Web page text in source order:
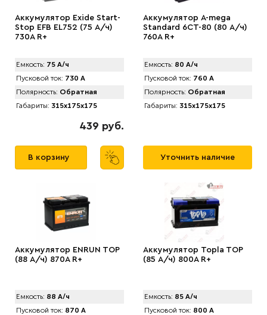
Аккумулятор Exide Start-
Stop EFB EL752 (75 А/ч)
730A R+
Емкость: 75 А/ч
Пусковой ток: 730 А
Полярность: Обратная
Габариты: 315x175x175
439 руб.
В корзину
Аккумулятор A-mega
Standard 6СТ-80 (80 А/ч)
760A R+
Емкость: 80 А/ч
Пусковой ток: 760 А
Полярность: Обратная
Габариты: 315x175x175
Уточнить наличие
Аккумулятор ENRUN TOP
(88 А/ч) 870A R+
Емкость: 88 А/ч
Пусковой ток: 870 А
Аккумулятор Topla TOP
(85 А/ч) 800A R+
Емкость: 85 А/ч
Пусковой ток: 800 А